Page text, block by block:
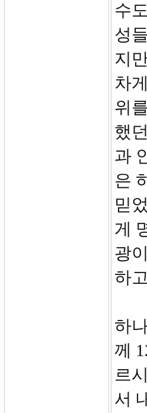
수
성
지
차
위
했
과
은
믿
게
광
하
하
께
르
서